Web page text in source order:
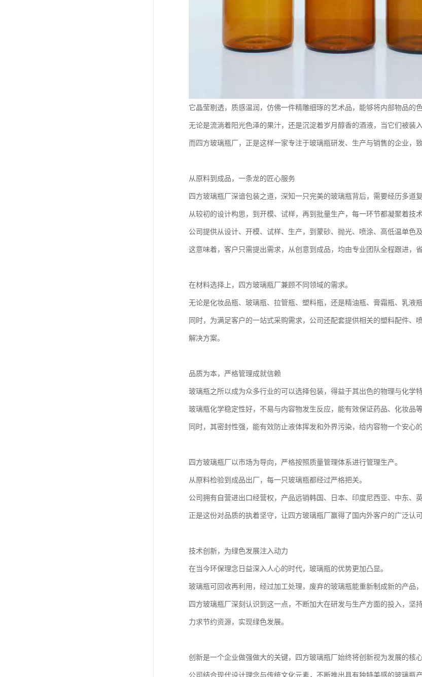
它晶莹剔透，质感温润，仿佛一件精雕细琢的艺术品，能够将内部物品的
无论是流淌着阳光色泽的果汁，还是沉淀着岁月醇香的酒液，当它们被装
而四方玻璃瓶厂，正是这样一家专注于玻璃瓶研发、生产与销售的企业，
从原料到成品，一条龙的匠心服务
四方玻璃瓶厂深谙包装之道，深知一只完美的玻璃瓶背后，需要经历多道
从较初的设计构思，到开模、试样，再到批量生产，每一环节都凝聚着技
公司提供从设计、开模、试样、生产，到蒙砂、抛光、喷涂、高低温单色
这意味着，客户只需提出需求，从创意到成品，均由专业团队全程跟进，省
在材料选择上，四方玻璃瓶厂兼顾不同领域的需求。
无论是化妆品瓶、玻璃瓶、拉管瓶、塑料瓶，还是精油瓶、膏霜瓶、乳液
同时，为满足客户的一站式采购需求，公司还配套提供相关的塑料配件
解决方案。
品质为本，严格管理成就信赖
玻璃瓶之所以成为众多行业的可以选择包装，得益于其出色的物理与化学特
玻璃瓶化学稳定性好，不易与内容物发生反应，能有效保证药品、化妆品
同时，其密封性强，能有效防止液体挥发和外界污染，给内容物一个安心的
四方玻璃瓶厂以市场为导向，严格按照质量管理体系进行管理生产。
从原料检验到成品出厂，每一只玻璃瓶都经过严格把关。
公司拥有自营进出口经营权，产品远销韩国、日本、印度尼西亚、中东、
正是这份对品质的执着坚守，让四方玻璃瓶厂赢得了国内外客户的广泛认可
技术创新，为绿色发展注入动力
在当今环保理念日益深入人心的时代，玻璃瓶的优势更加凸显。
玻璃瓶可回收再利用，经过加工处理，废弃的玻璃瓶能重新制成新的产品
四方玻璃瓶厂深刻认识到这一点，不断加大在研发与生产方面的投入，坚
力求节约资源，实现绿色发展。
创新是一个企业做强做大的关键，四方玻璃瓶厂始终将创新视为发展的核心
公司结合现代设计理念与传统文化元素，不断推出具有独特美感的玻璃瓶产